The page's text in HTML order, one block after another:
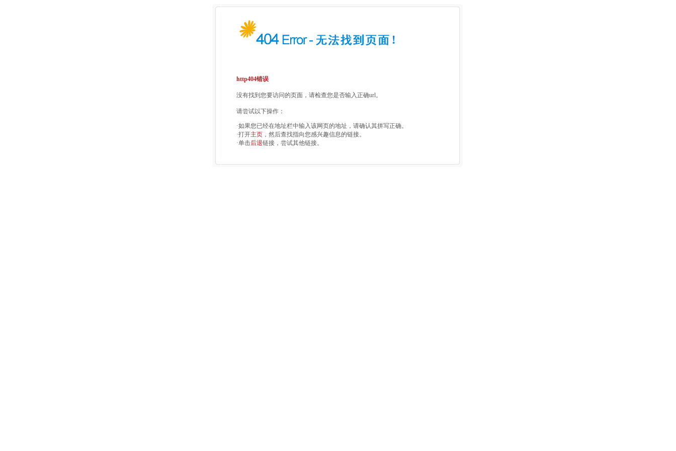
http404错误
没有找到您要访问的页面，请检查您是否输入正确url。
请尝试以下操作：
·如果您已经在地址栏中输入该网页的地址，请确认其拼写正确。
·打开主页 ，然后查找指向您感兴趣信息的链接。
·单击后退链接，尝试其他链接。